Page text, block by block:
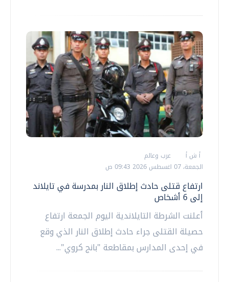
أ ش أ
عرب وعالم
الجمعة، 07 اغسطس 2026 09:43 ص
ارتفاع قتلى حادث إطلاق النار بمدرسة في تايلاند
إلى 6 أشخاص
أعلنت الشرطة التايلاندية اليوم الجمعة ارتفاع
حصيلة القتلى جراء حادث إطلاق النار الذي وقع
في إحدى المدارس بمقاطعة "بانج كروي"...